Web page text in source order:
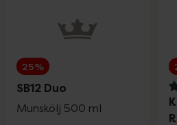
25%
SB12 Duo
Munskölj 500 ml